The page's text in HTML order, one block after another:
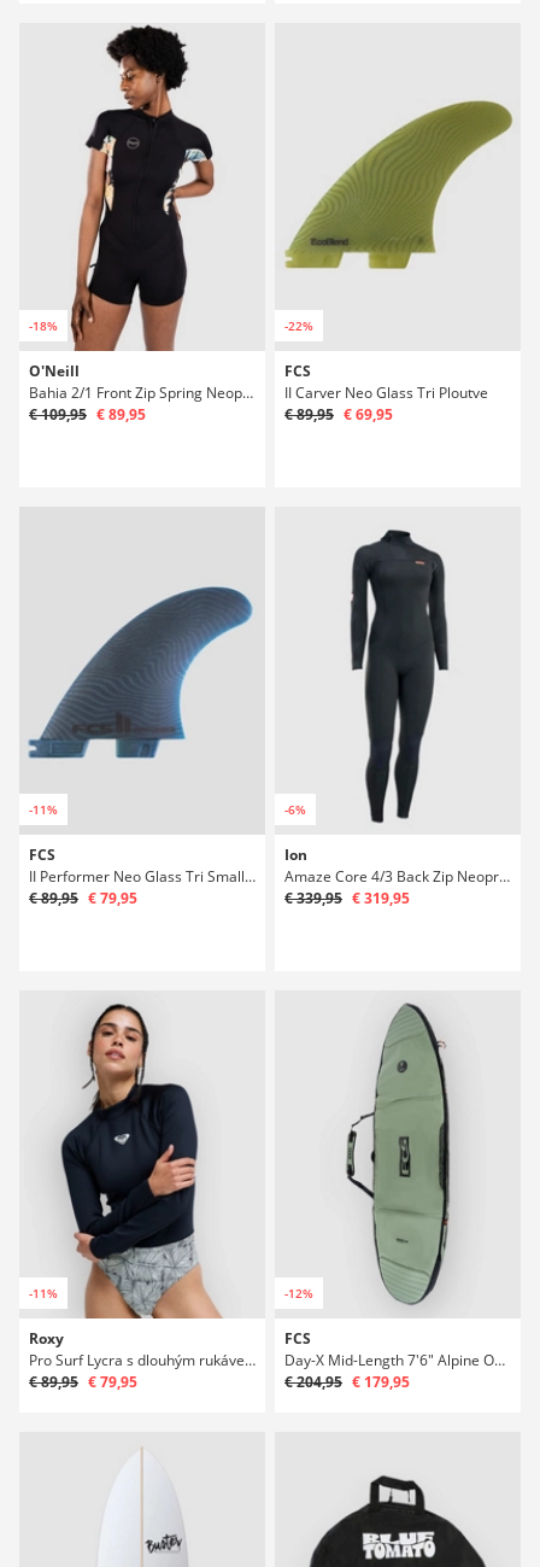
-18%
O'Neill
Bahia 2/1 Front Zip Spring Neoprén
€ 109,95 € 89,95
-22%
FCS
II Carver Neo Glass Tri Ploutve
€ 89,95 € 69,95
-11%
FCS
II Performer Neo Glass Tri Small Ploutve Set
€ 89,95 € 79,95
-6%
Ion
Amaze Core 4/3 Back Zip Neoprén
€ 339,95 € 319,95
-11%
Roxy
Pro Surf Lycra s dlouhým rukávem
€ 89,95 € 79,95
-12%
FCS
Day-X Mid-Length 7'6" Alpine Obal na surf
€ 204,95 € 179,95